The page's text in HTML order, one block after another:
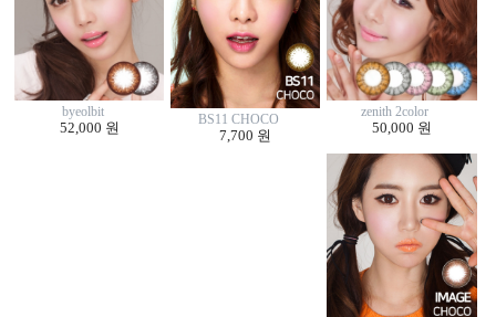
byeolbit
52,000 원
BS11 CHOCO
7,700 원
zenith 2color
50,000 원